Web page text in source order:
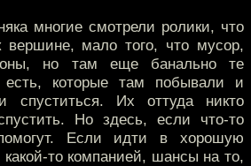
многие смотрели ролики, что
вершине, мало того, что мусор,
но там еще банально те
есть, которые там побывали и
спуститься. Их оттуда никто
Но здесь, если что-то
Если идти в хорошую
какой-то компанией, шансы на то,